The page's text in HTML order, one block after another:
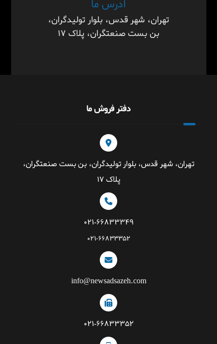
آدرس ما
تهران، شهر قدس، بلوار تولیدگران،
بن بست صنعتگران، پلاک ۱۷
دفتر فروش ما
تهران، شهر قدس، بلوار تولیدگران، بن بست صنعتگران،
پلاک ۱۷
۰۲۱-۶۶۸۳۳۳۴۹
۰۲۱-۶۶۸۳۳۳۵۲
info@newsadsazeh.com
۰۲۱-۶۶۸۳۳۳۵۲